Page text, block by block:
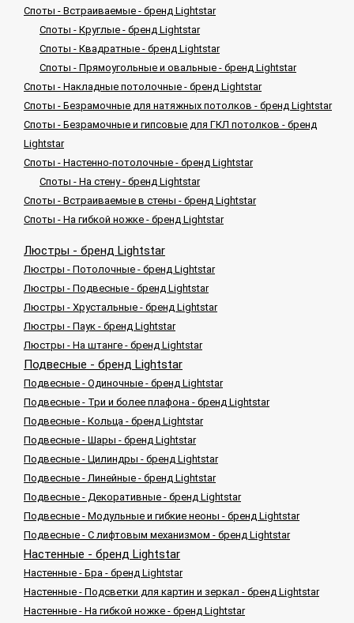
Споты - Встраиваемые - бренд Lightstar
Споты - Круглые - бренд Lightstar
Споты - Квадратные - бренд Lightstar
Споты - Прямоугольные и овальные - бренд Lightstar
Споты - Накладные потолочные - бренд Lightstar
Споты - Безрамочные для натяжных потолков - бренд Lightstar
Споты - Безрамочные и гипсовые для ГКЛ потолков - бренд
Lightstar
Споты - Настенно-потолочные - бренд Lightstar
Споты - На стену - бренд Lightstar
Споты - Встраиваемые в стены - бренд Lightstar
Споты - На гибкой ножке - бренд Lightstar
Люстры - бренд Lightstar
Люстры - Потолочные - бренд Lightstar
Люстры - Подвесные - бренд Lightstar
Люстры - Хрустальные - бренд Lightstar
Люстры - Паук - бренд Lightstar
Люстры - На штанге - бренд Lightstar
Подвесные - бренд Lightstar
Подвесные - Одиночные - бренд Lightstar
Подвесные - Три и более плафона - бренд Lightstar
Подвесные - Кольца - бренд Lightstar
Подвесные - Шары - бренд Lightstar
Подвесные - Цилиндры - бренд Lightstar
Подвесные - Линейные - бренд Lightstar
Подвесные - Декоративные - бренд Lightstar
Подвесные - Модульные и гибкие неоны - бренд Lightstar
Подвесные - С лифтовым механизмом - бренд Lightstar
Настенные - бренд Lightstar
Настенные - Бра - бренд Lightstar
Настенные - Подсветки для картин и зеркал - бренд Lightstar
Настенные - На гибкой ножке - бренд Lightstar